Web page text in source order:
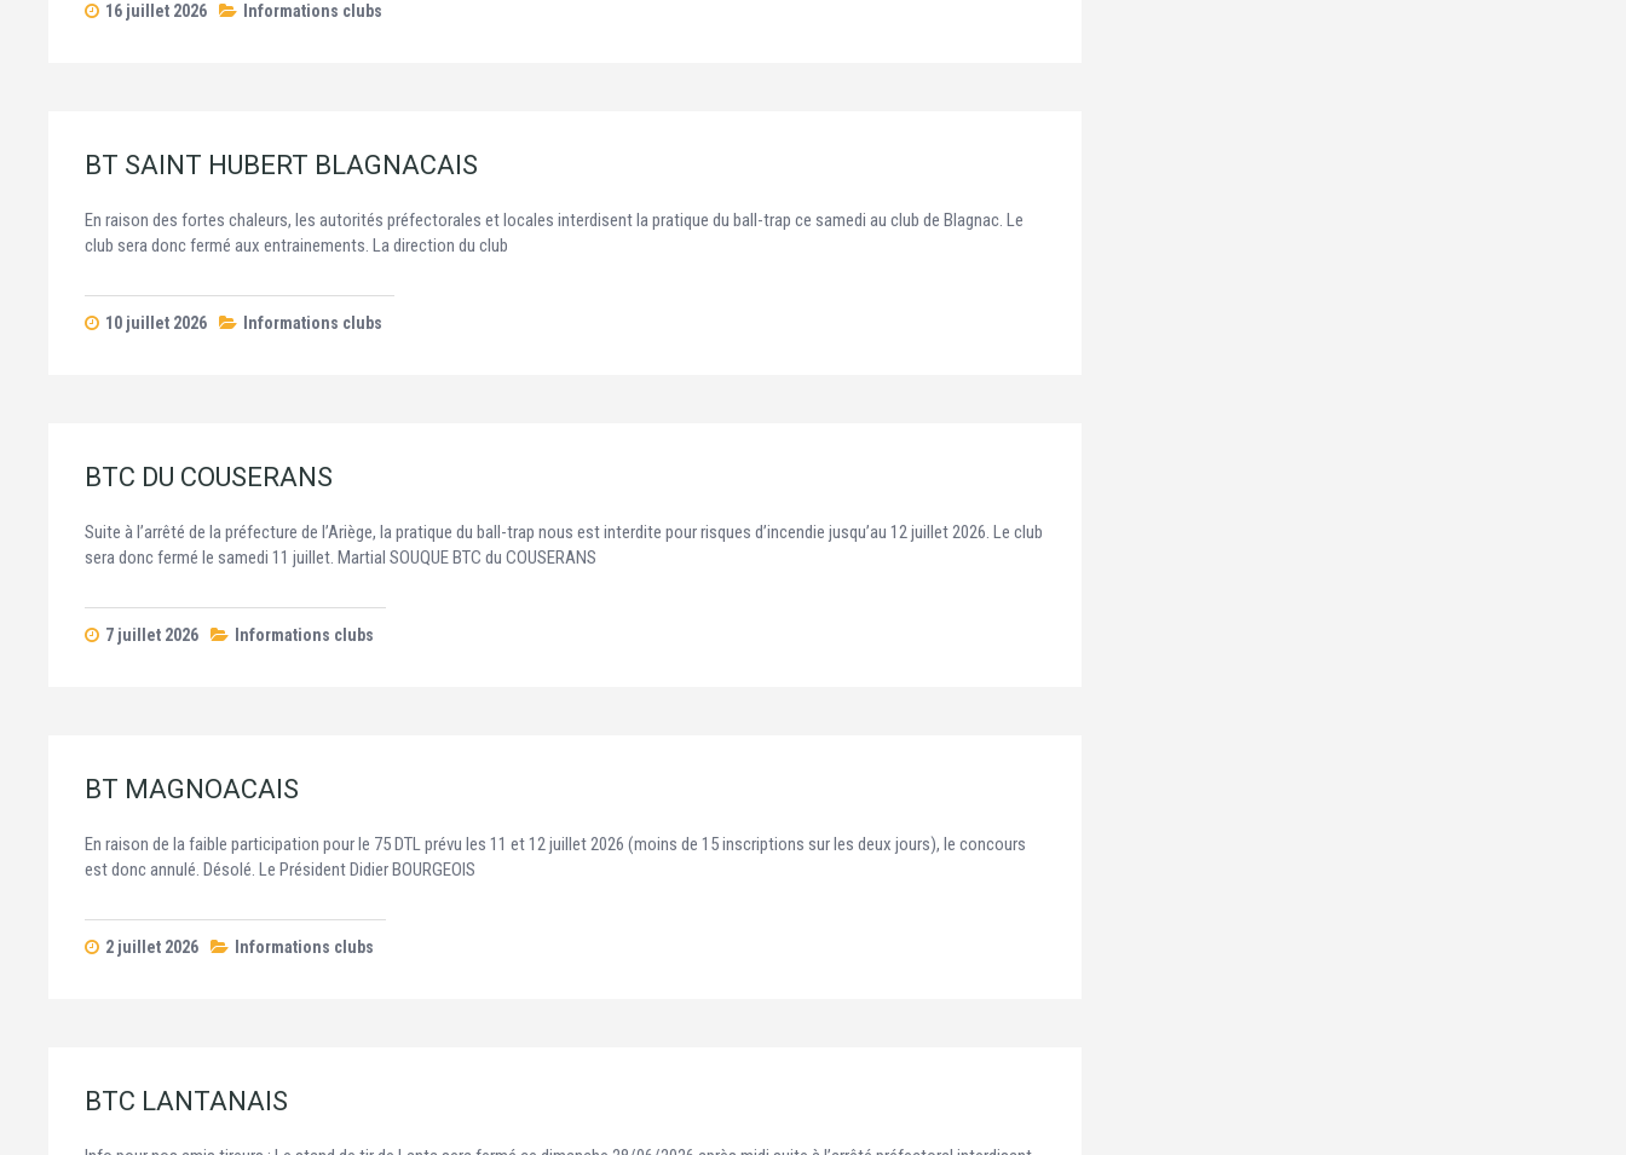
16 juillet 2026 Informations clubs
BT SAINT HUBERT BLAGNACAIS
En raison des fortes chaleurs, les autorités préfectorales et locales interdisent la pratique du ball-trap ce samedi au club de Blagnac. Le
club sera donc fermé aux entrainements. La direction du club
10 juillet 2026 Informations clubs
BTC DU COUSERANS
Suite à l’arrêté de la préfecture de l’Ariège, la pratique du ball-trap nous est interdite pour risques d’incendie jusqu’au 12 juillet 2026. Le club
sera donc fermé le samedi 11 juillet. Martial SOUQUE BTC du COUSERANS
7 juillet 2026 Informations clubs
BT MAGNOACAIS
En raison de la faible participation pour le 75 DTL prévu les 11 et 12 juillet 2026 (moins de 15 inscriptions sur les deux jours), le concours
est donc annulé. Désolé. Le Président Didier BOURGEOIS
2 juillet 2026 Informations clubs
BTC LANTANAIS